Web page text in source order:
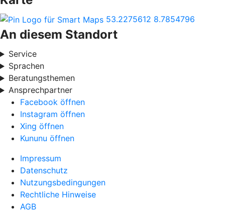
53.2275612 8.7854796
An diesem Standort
Service
Sprachen
Beratungsthemen
Ansprechpartner
Facebook öffnen
Instagram öffnen
Xing öffnen
Kununu öffnen
Impressum
Datenschutz
Nutzungsbedingungen
Rechtliche Hinweise
AGB